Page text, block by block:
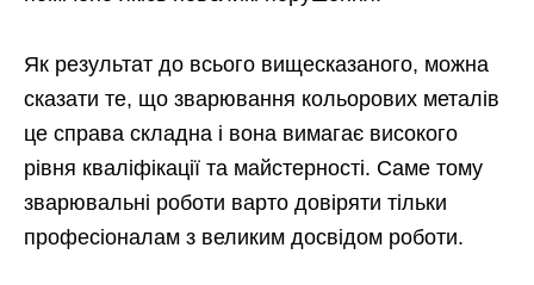
Як результат до всього вищесказаного, можна
сказати те, що зварювання кольорових металів
це справа складна і вона вимагає високого
рівня кваліфікації та майстерності. Саме тому
зварювальні роботи варто довіряти тільки
професіоналам з великим досвідом роботи.